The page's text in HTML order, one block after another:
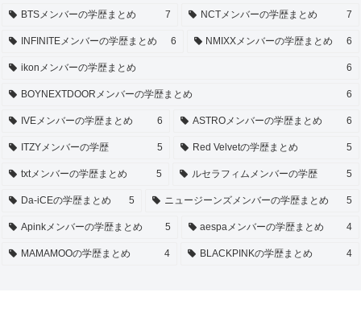
BTSメンバーの学歴まとめ 7 NCTメンバーの学歴まとめ 7
INFINITEメンバーの学歴まとめ 6 NMIXXメンバーの学歴まとめ 6
ikonメンバーの学歴まとめ 6
BOYNEXTDOORメンバーの学歴まとめ 6
IVEメンバーの学歴まとめ 6 ASTROメンバーの学歴まとめ 6
ITZYメンバーの学歴 5 Red Velvetの学歴まとめ 5
txtメンバーの学歴まとめ 5 ルセラフィムメンバーの学歴 5
Da-iCEの学歴まとめ 5 ニュージーンズメンバーの学歴まとめ 5
Apinkメンバーの学歴まとめ 5 aespaメンバーの学歴まとめ 4
MAMAMOOの学歴まとめ 4 BLACKPINKの学歴まとめ 4